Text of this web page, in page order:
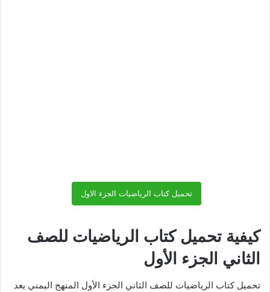
تحميل كتاب الرياضيات الجزء الاول
كيفية تحميل كتاب الرياضيات للصف
الثاني الجزء الأول
تحميل كتاب الرياضيات للصف الثاني الجزء الأول المنهج اليمني يعد